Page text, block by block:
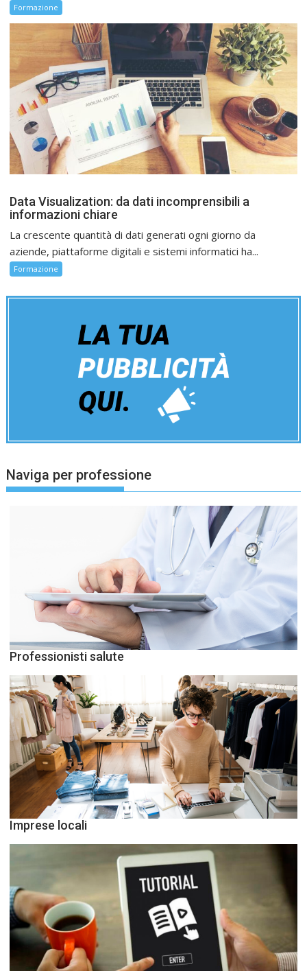
Formazione
Data Visualization: da dati incomprensibili a
informazioni chiare
La crescente quantità di dati generati ogni giorno da
aziende, piattaforme digitali e sistemi informatici ha...
Formazione
Naviga per professione
Professionisti salute
Imprese locali